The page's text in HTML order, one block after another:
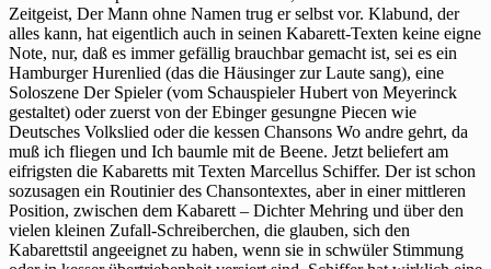
Zeitgeist, Der Mann ohne Namen trug er selbst vor. Klabund, der
alles kann, hat eigentlich auch in seinen Kabarett-Texten keine eigne
Note, nur, daß es immer gefällig brauchbar gemacht ist, sei es ein
Hamburger Hurenlied (das die Häusinger zur Laute sang), eine
Soloszene Der Spieler (vom Schauspieler Hubert von Meyerinck
gestaltet) oder zuerst von der Ebinger gesungne Piecen wie
Deutsches Volkslied oder die kessen Chansons Wo andre gehrt, da
muß ich fliegen und Ich baumle mit de Beene. Jetzt beliefert am
eifrigsten die Kabaretts mit Texten Marcellus Schiffer. Der ist schon
sozusagen ein Routinier des Chansontextes, aber in einer mittleren
Position, zwischen dem Kabarett – Dichter Mehring und über den
vielen kleinen Zufall-Schreiberchen, die glauben, sich den
Kabarettstil angeeignet zu haben, wenn sie in schwüler Stimmung